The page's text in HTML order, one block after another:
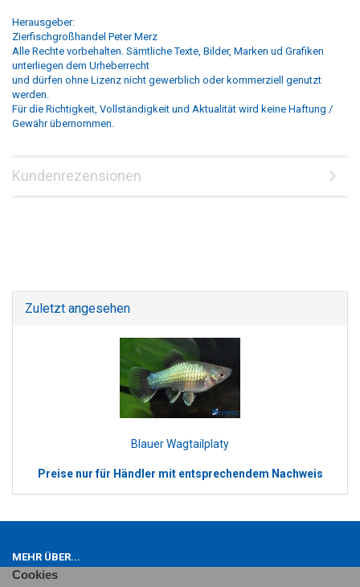
Cookies
Herausgeber:
Zierfischgroßhandel Peter Merz
Alle Rechte vorbehalten. Sämtliche Texte, Bilder, Marken ud Grafiken
unterliegen dem Urheberrecht
und dürfen ohne Lizenz nicht gewerblich oder kommerziell genutzt
werden.
Für die Richtigkeit, Vollständigkeit und Aktualität wird keine Haftung /
Gewähr übernommen.
Kundenrezensionen
Zuletzt angesehen
Blauer Wagtailplaty
Preise nur für Händler mit entsprechendem Nachweis
MEHR ÜBER...
Impressum